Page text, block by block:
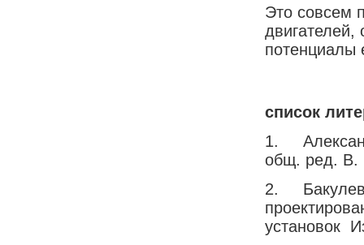
Это совсем
потенциалы
список
1.
общ. ред. В.
2. Бакулев
установок